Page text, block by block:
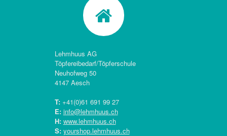
Lehmhuus AG
Töpfereibedarf/Töpferschule
Neuhofweg 50
4147 Aesch
T:+41(0)61 691 99 27
E: info@lehmhuus.ch
H: www.lehmhuus.ch
S: yourshop.lehmhuus.ch